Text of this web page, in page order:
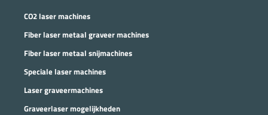
CO2 laser machines
Fiber laser metaal graveer machines
Fiber laser metaal snijmachines
Speciale laser machines
Laser graveermachines
Graveerlaser mogelijkheden